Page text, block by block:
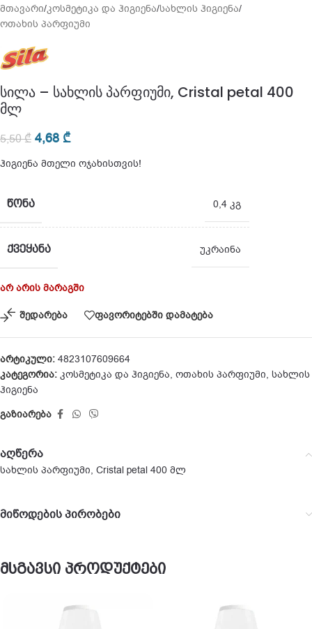
მთავარი/კოსმეტიკა და ჰიგიენა/სახლის ჰიგიენა/
ოთახის პარფიუმი
სილა – სახლის პარფიუმი, Cristal petal 400
მლ
5,50₾ 4,68 ₾
ჰიგიენა მთელი ოჯახისთვის!
ᲬᲝᲜᲐ 0,4 კგ
ᲥᲕᲔᲧᲐᲜᲐ უკრაინა
არ არის მარაგში
შედარება ფავორიტებში დამატება
არტიკული: 4823107609664
კატეგორია: კოსმეტიკა და ჰიგიენა, ოთახის პარფიუმი, სახლის
ჰიგიენა
გაზიარება
აღწერა
სახლის პარფიუმი, Cristal petal 400 მლ
მიწოდების პირობები
მსგავსი პროდუქტები